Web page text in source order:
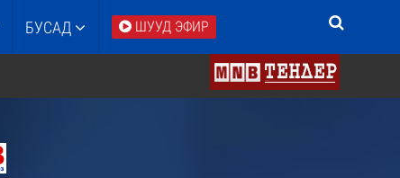
БУСАД ШУУД ЭФИР